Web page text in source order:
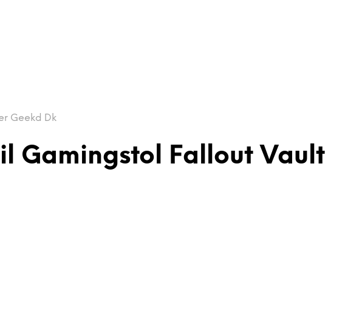
Geekd Dk
Gamingstol Fallout Vault